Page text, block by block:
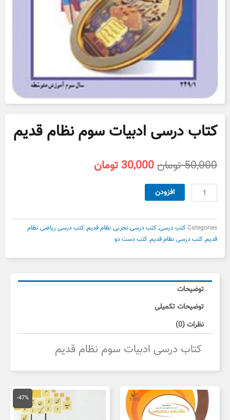
کتاب درسی ادبیات سوم نظام قدیم
50,000تومانقیمت
بود.
30,000 تومان
کتاب
درسی
سوم
نظام
قدیم
عدد
افزودن
Categoriesکتب درسی,کتب درسی تجربی نظام قدیم,کتب درسی ریاضی نظام
قدیم,کتب درسی نظام قدیم,کتب دست دو
توضیحات
توضیحات تکمیلی
نظرات (0)
کتاب درسی ادبیات سوم نظام قدیم
-47%
قیمت
اصلی
150,000 تومان
بود.
قیمت
فعلی
است.